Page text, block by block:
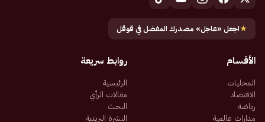
★اجعل «عاجل» مصدرك المفضل في قوقل
الأقسام
المحليات
الاقتصاد
رياضة
مدارات عالمية
روابط سريعة
الرئيسية
مقالات الرأي
البحث
النشرة البريدية